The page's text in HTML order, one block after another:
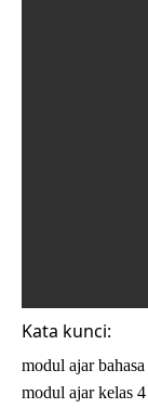
Kata kunci:
modul ajar
modul ajar kelas